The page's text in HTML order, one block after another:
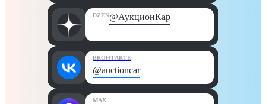
DZEN@АукционКар
ВКОНТАКТЕ
@auctioncar
MAX